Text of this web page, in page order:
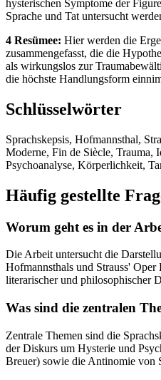
hysterischen Symptome der
Sprache und Tat untersucht
4 Resümee: Hier werden die
zusammengefasst, die die
als wirkungslos zur
die höchste Handlungsform
Schlüsselwörter
Sprachskepsis, Hofmannsthal,
Moderne, Fin de Siècle, Trauma,
Psychoanalyse, Körperlichkeit,
Häufig gestellte
Worum geht es in der
Die Arbeit untersucht die
Hofmannsthals und Strauss'
literarischer und philosophischer
Was sind die zentralen
Zentrale Themen sind die
der Diskurs um Hysterie und
Breuer) sowie die Antinomie von